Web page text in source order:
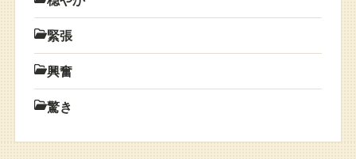
緊張
興奮
驚き